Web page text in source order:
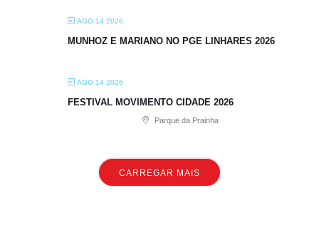
AGO 14 2026
MUNHOZ E MARIANO NO PGE LINHARES 2026
AGO 14 2026
FESTIVAL MOVIMENTO CIDADE 2026
Parque da Prainha
CARREGAR MAIS